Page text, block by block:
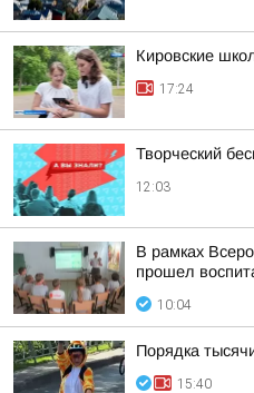
Кировские
17:24
Творческий
12:03
В рамках
прошел
10:04
Порядка
15:40